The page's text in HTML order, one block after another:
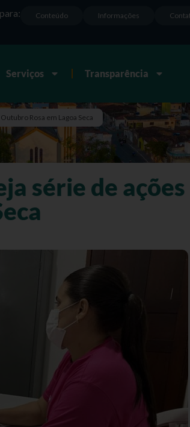
Informações
Conteúdo
Serviços Transparência
Rosa em Lagoa Seca
série de